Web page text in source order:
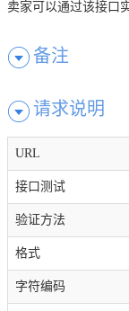
卖家可以通过该接口
备注
请求说明
URL
接口测试
验证方法
格式
字符编码